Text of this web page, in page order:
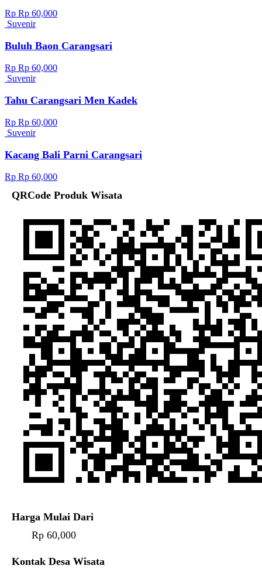
Rp Rp 60,000
Suvenir
Buluh Baon Carangsari
Rp Rp 60,000
Suvenir
Tahu Carangsari Men Kadek
Rp Rp 60,000
Suvenir
Kacang Bali Parni Carangsari
Rp Rp 60,000
QRCode Produk Wisata
Harga Mulai Dari
Rp 60,000
Kontak Desa Wisata